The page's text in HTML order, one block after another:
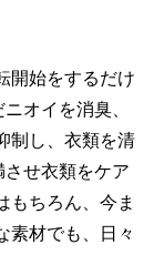
開始をするだけ
オイを消臭、
制し、衣類を清
せ衣類をケア
もちろん、今ま
素材でも、日々